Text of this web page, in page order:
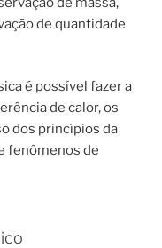
de quantidade
é possível fazer a
de calor, os
dos princípios da
fenômenos de